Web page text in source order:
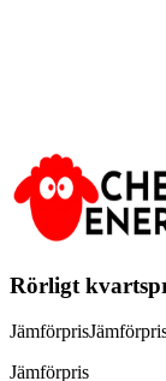
Rörligt
Jämförpris
Jämförpris